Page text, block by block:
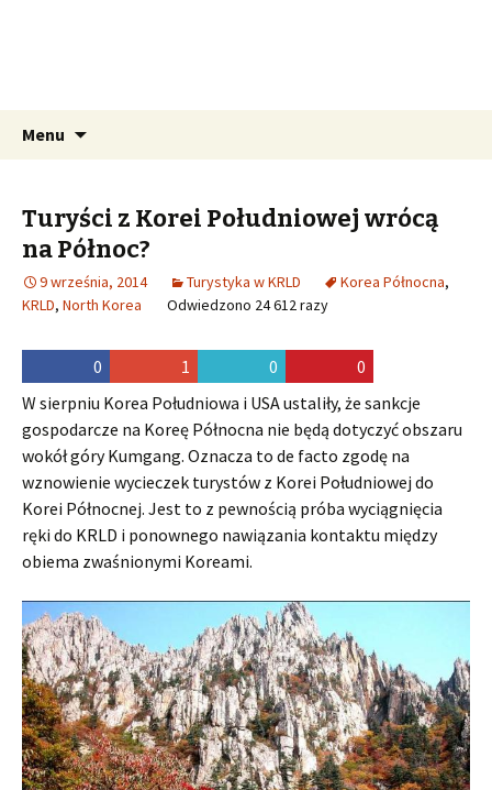
Północnej
Menu
Turyści z Korei Południowej wrócą
na Północ?
9 września, 2014 Turystyka w KRLD Korea Północna,
KRLD, North Korea Odwiedzono 24 612 razy
0 1 0
0
W sierpniu Korea Południowa i USA ustaliły, że sankcje
gospodarcze na Koreę Północna nie będą dotyczyć obszaru
wokół góry Kumgang. Oznacza to de facto zgodę na
wznowienie wycieczek turystów z Korei Południowej do
Korei Północnej. Jest to z pewnością próba wyciągnięcia
ręki do KRLD i ponownego nawiązania kontaktu między
obiema zwaśnionymi Koreami.